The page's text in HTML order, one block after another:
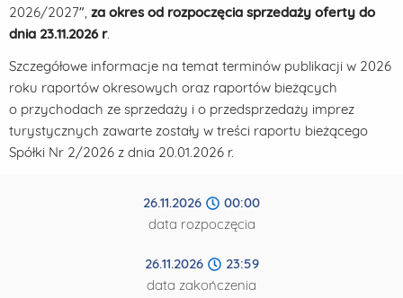
2026/2027”, za okres od rozpoczęcia sprzedaży oferty do
dnia 23.11.2026 r.
Szczegółowe informacje na temat terminów publikacji w 2026
roku raportów okresowych oraz raportów bieżących
o przychodach ze sprzedaży i o przedsprzedaży imprez
turystycznych zawarte zostały w treści raportu bieżącego
Spółki Nr 2/2026 z dnia 20.01.2026 r.
26.11.2026
00:00
data rozpoczęcia
26.11.2026
23:59
data zakończenia